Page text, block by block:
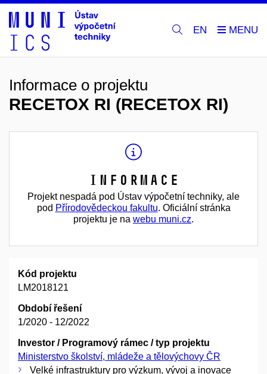
EN
Informace o projektu
RECETOX RI (RECETOX RI)
Informace
Projekt nespadá pod Ústav výpočetní techniky, ale
pod Přírodovědeckou fakultu. Oficiální stránka
projektu je na webu muni.cz.
Kód projektu
LM2018121
Období řešení
1/2020 - 12/2022
Investor / Programový rámec / typ projektu
Ministerstvo školství, mládeže a tělovýchovy ČR
Velké infrastruktury pro výzkum, vývoj a inovace